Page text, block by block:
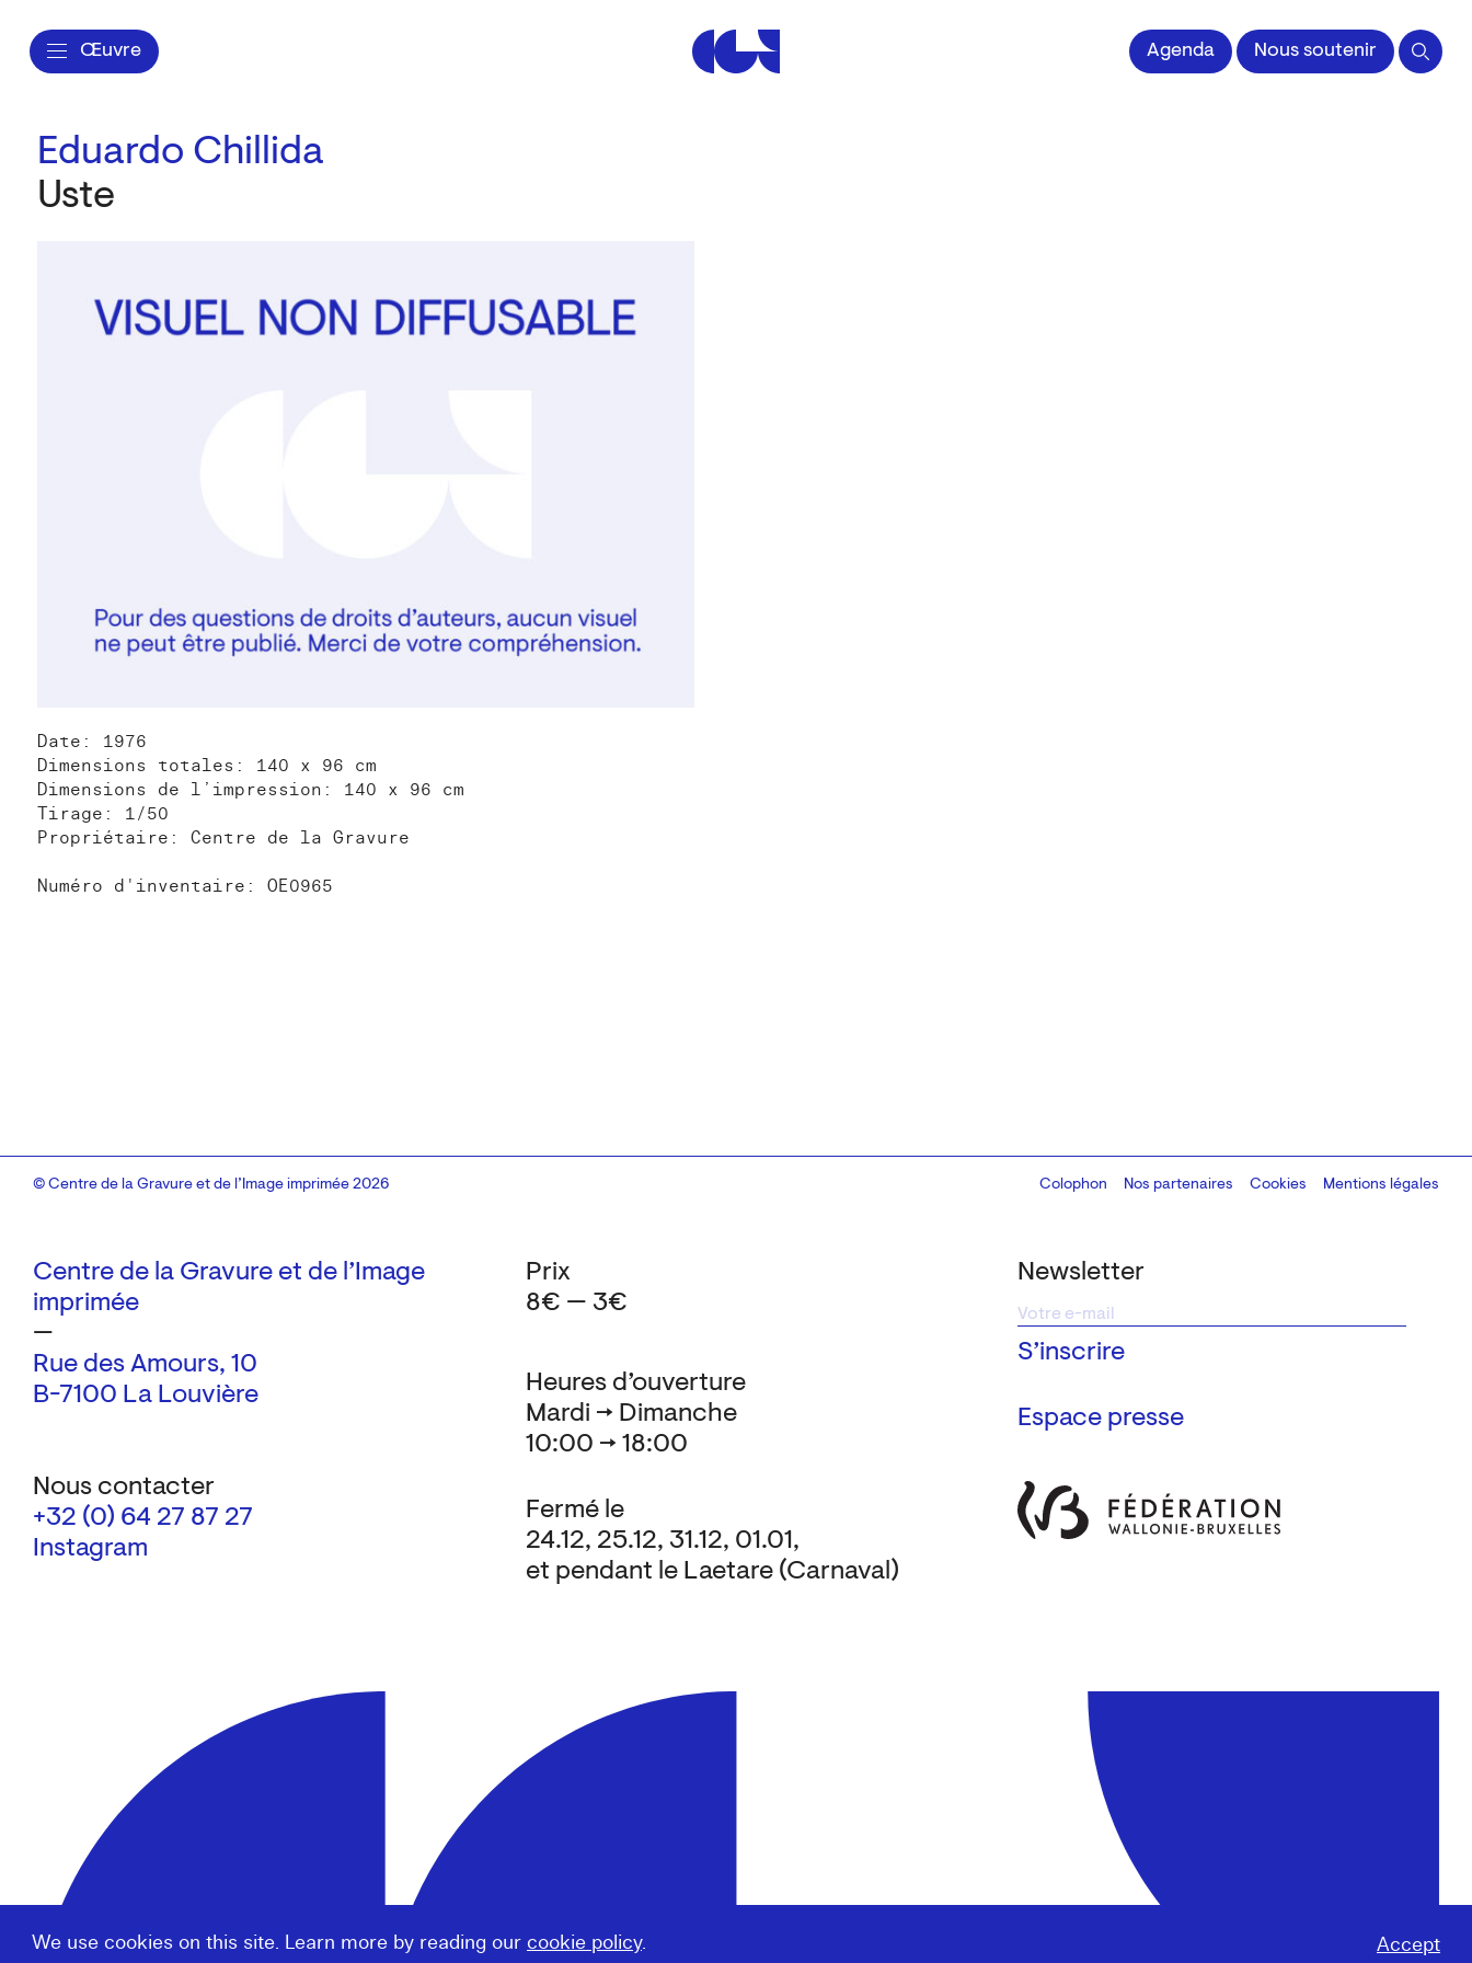
Œuvre Centre de la Gravure et de l'Image impriméeAgenda Nous soutenir
We use cookies on this site. Learn more by reading our cookie policy. Accept
Eduardo Chillida
Uste
Date: 1976
Dimensions totales: 140 x 96 cm
Dimensions de l’impression: 140 x 96 cm
Tirage: 1/50
Propriétaire: Centre de la Gravure
Numéro d'inventaire: OE0965
Centre de la Gravure et de l’Image
imprimée
—
Rue des Amours, 10
B-7100 La Louvière
Nous contacter
+32 (0) 64 27 87 27
Instagram
Newsletter
Espace presse
Heures d’ouverture
Mardi → Dimanche
10:00 → 18:00
Fermé le
24.12, 25.12, 31.12, 01.01,
et pendant le Laetare (Carnaval)
Prix
8€ — 3€
© Centre de la Gravure et de l’Image imprimée 2026 Colophon
Design:Marcel Kaczmarek, code:8080.studio
Nos partenaires Cookies Mentions légales